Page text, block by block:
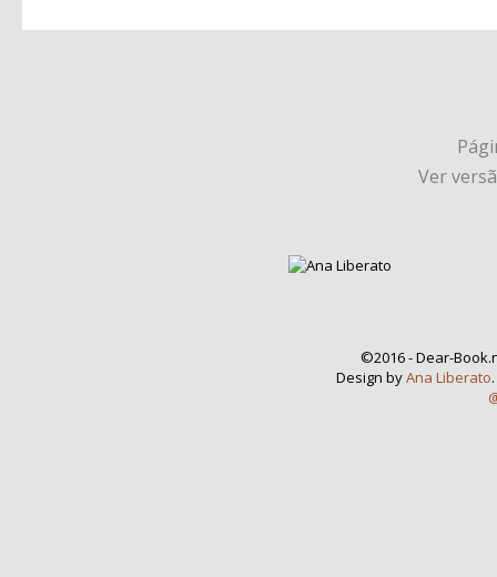
Ver
©2016 - Dear-
Design byAna Liberato